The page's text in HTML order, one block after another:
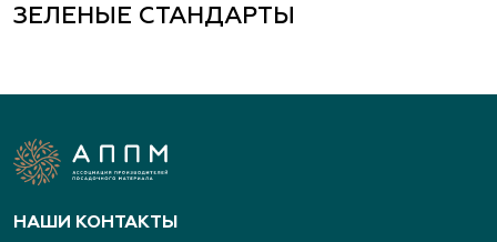
ЗЕЛЕНЫЕ СТАНДАРТЫ
НАШИ КОНТАКТЫ